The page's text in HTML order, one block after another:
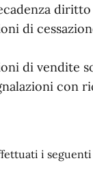
diritto
di
di vendite
con
i